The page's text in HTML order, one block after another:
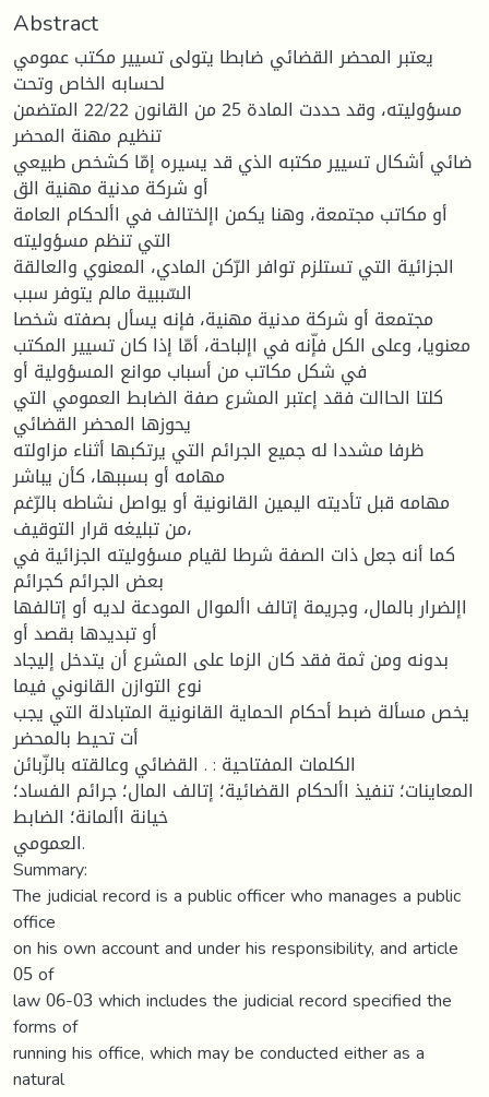
Abstract
يعتبر المحضر القضائي ضابطا يتولى تسيير مكتب عمومي
لحسابه الخاص وتحت
مسؤوليته، وقد حددت المادة 25 من القانون 22/22 المتضمن
تنظيم مهنة المحضر
ضائي أشكال تسيير مكتبه الذي قد يسيره إمّا كشخص طبيعي
أو شركة مدنية مهنية الق
أو مكاتب مجتمعة، وهنا يكمن اإلختالف في األحكام العامة
التي تنظم مسؤوليته
الجزائية التي تستلزم توافر الرّكن المادي، المعنوي والعالقة
السّببية مالم يتوفر سبب
مجتمعة أو شركة مدنية مهنية، فإنه يسأل بصفته شخصا
معنويا، وعلى الكل فإّنه في اإلباحة، أمّا إذا كان تسيير المكتب
في شكل مكاتب من أسباب موانع المسؤولية أو
كلتا الحاالت فقد إعتبر المشرع صفة الضابط العمومي التي
يحوزها المحضر القضائي
ظرفا مشددا له جميع الجرائم التي يرتكبها أثناء مزاولته
مهامه أو بسببها، كأن يباشر
مهامه قبل تأديته اليمين القانونية أو يواصل نشاطه بالرّغم
من تبليغه قرار التوقيف،
كما أنه جعل ذات الصفة شرطا لقيام مسؤوليته الجزائية في
بعض الجرائم كجرائم
اإلضرار بالمال، وجريمة إتالف األموال المودعة لديه أو إتالفها
أو تبديدها بقصد أو
بدونه ومن ثمة فقد كان الزما على المشرع أن يتدخل إليجاد
نوع التوازن القانوني فيما
يخص مسألة ضبط أحكام الحماية القانونية المتبادلة التي يجب
أت تحيط بالمحضر
الكلمات المفتاحية : . القضائي وعالقته بالزّبائن
المعاينات؛ تنفيذ األحكام القضائية؛ إتالف المال؛ جرائم الفساد؛
خيانة األمانة؛ الضابط
العمومي.
Summary:
The judicial record is a public officer who manages a public
office
on his own account and under his responsibility, and article
05 of
law 06-03 which includes the judicial record specified the
forms of
running his office, which may be conducted either as a
natural